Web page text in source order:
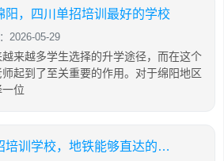
阳，四川单招培训最好的学校
2026-05-29
来越多学生选择的升学途径，而在这个
起到了至关重要的作用。对于绵阳地区
位
成都市区有哪些单招培训学校，地铁能够直达的机构有哪些